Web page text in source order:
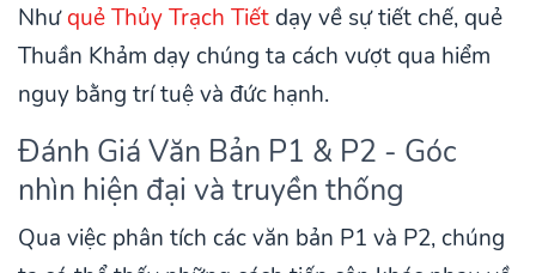
Nhưquẻ Thủy Trạch Tiết dạy về sự tiết chế, quẻ
Thuần Khảm dạy chúng ta cách vượt qua hiểm
nguy bằng trí tuệ và đức hạnh.
Đánh Giá Văn Bản P1 & P2 - Góc
nhìn hiện đại và truyền thống
Qua việc phân tích các văn bản P1 và P2, chúng